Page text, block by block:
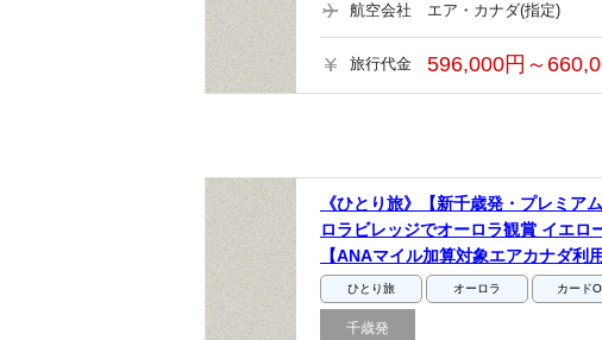
航空会社 エア・カナダ(指定)
旅行代金 596,000円～
《ひとり旅》【新千歳発・プレミア
ロラビレッジでオーロラ観賞 イエ
【ANAマイル加算対象エアカナダ利用
ひとり旅 オーロラ カード
千歳発